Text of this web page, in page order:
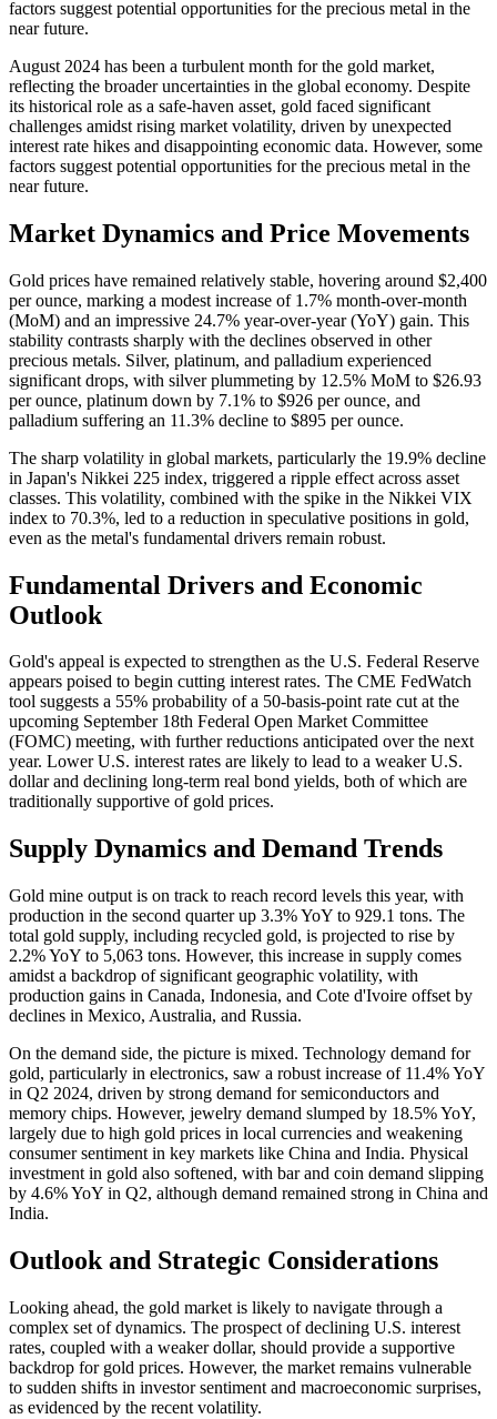
factors suggest potential opportunities for the precious metal in the
near future.
August 2024 has been a turbulent month for the gold market,
reflecting the broader uncertainties in the global economy. Despite
its historical role as a safe-haven asset, gold faced significant
challenges amidst rising market volatility, driven by unexpected
interest rate hikes and disappointing economic data. However, some
factors suggest potential opportunities for the precious metal in the
near future.
Market Dynamics and Price Movements
Gold prices have remained relatively stable, hovering around $2,400
per ounce, marking a modest increase of 1.7% month-over-month
(MoM) and an impressive 24.7% year-over-year (YoY) gain​. This
stability contrasts sharply with the declines observed in other
precious metals. Silver, platinum, and palladium experienced
significant drops, with silver plummeting by 12.5% MoM to $26.93
per ounce, platinum down by 7.1% to $926 per ounce, and
palladium suffering an 11.3% decline to $895 per ounce​.
The sharp volatility in global markets, particularly the 19.9% decline
in Japan's Nikkei 225 index, triggered a ripple effect across asset
classes. This volatility, combined with the spike in the Nikkei VIX
index to 70.3%, led to a reduction in speculative positions in gold,
even as the metal's fundamental drivers remain robust​.
Fundamental Drivers and Economic
Outlook
Gold's appeal is expected to strengthen as the U.S. Federal Reserve
appears poised to begin cutting interest rates. The CME FedWatch
tool suggests a 55% probability of a 50-basis-point rate cut at the
upcoming September 18th Federal Open Market Committee
(FOMC) meeting, with further reductions anticipated over the next
year. Lower U.S. interest rates are likely to lead to a weaker U.S.
dollar and declining long-term real bond yields, both of which are
traditionally supportive of gold prices​.
Supply Dynamics and Demand Trends
Gold mine output is on track to reach record levels this year, with
production in the second quarter up 3.3% YoY to 929.1 tons. The
total gold supply, including recycled gold, is projected to rise by
2.2% YoY to 5,063 tons. However, this increase in supply comes
amidst a backdrop of significant geographic volatility, with
production gains in Canada, Indonesia, and Cote d'Ivoire offset by
declines in Mexico, Australia, and Russia​.
On the demand side, the picture is mixed. Technology demand for
gold, particularly in electronics, saw a robust increase of 11.4% YoY
in Q2 2024, driven by strong demand for semiconductors and
memory chips. However, jewelry demand slumped by 18.5% YoY,
largely due to high gold prices in local currencies and weakening
consumer sentiment in key markets like China and India. Physical
investment in gold also softened, with bar and coin demand slipping
by 4.6% YoY in Q2, although demand remained strong in China and
India.
Outlook and Strategic Considerations
Looking ahead, the gold market is likely to navigate through a
complex set of dynamics. The prospect of declining U.S. interest
rates, coupled with a weaker dollar, should provide a supportive
backdrop for gold prices. However, the market remains vulnerable
to sudden shifts in investor sentiment and macroeconomic surprises,
as evidenced by the recent volatility.